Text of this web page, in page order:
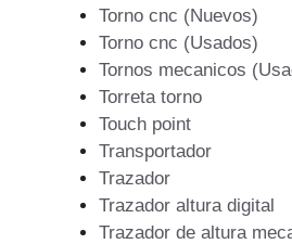
Torno cnc (Nuevos)
Torno cnc (Usados)
Tornos mecanicos
Torreta torno
Touch point
Transportador
Trazador
Trazador altura digital
Trazador de altura